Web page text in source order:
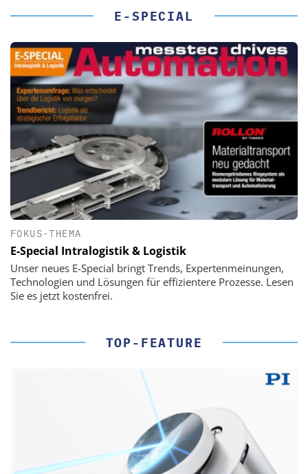
E-SPECIAL
FOKUS-THEMA
E-Special Intralogistik & Logistik
Unser neues E-Special bringt Trends, Expertenmeinungen,
Technologien und Lösungen für effizientere Prozesse. Lesen
Sie es jetzt kostenfrei.
TOP-FEATURE